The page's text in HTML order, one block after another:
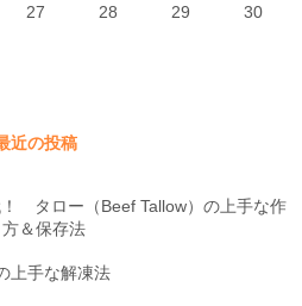
27 28 29
30
近の投稿
タロー（Beef Tallow）の上手な作
方＆保存法
上手な解凍法